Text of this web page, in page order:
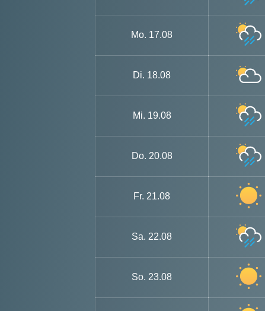
Mo. 17.08
Di. 18.08
Mi. 19.08
Do. 20.08
Fr. 21.08
Sa. 22.08
So. 23.08